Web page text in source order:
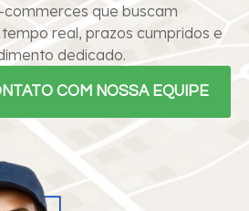
que buscam
real, prazos cumpridos e
dedicado.
COM NOSSA EQUIPE